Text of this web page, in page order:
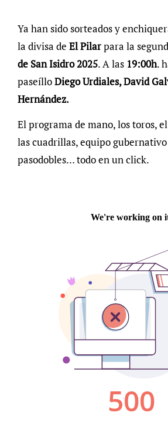
Ya han sido sorteados y enchiquerados seis toros de
la divisa de El Pilarpara la
de San Isidro 2025. A las 19:00h.
paseílloDiego Urdiales, David
Hernández.
El programa de mano, los toros,
las cuadrillas, equipo
pasodobles… todo en un click.